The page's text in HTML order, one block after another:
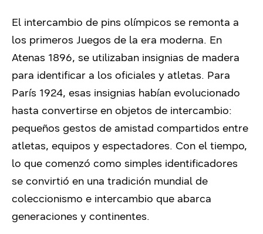
El intercambio de pins olímpicos se remonta a
los primeros Juegos de la era moderna. En
Atenas 1896, se utilizaban insignias de madera
para identificar a los oficiales y atletas. Para
París 1924, esas insignias habían evolucionado
hasta convertirse en objetos de intercambio:
pequeños gestos de amistad compartidos entre
atletas, equipos y espectadores. Con el tiempo,
lo que comenzó como simples identificadores
se convirtió en una tradición mundial de
coleccionismo e intercambio que abarca
generaciones y continentes.